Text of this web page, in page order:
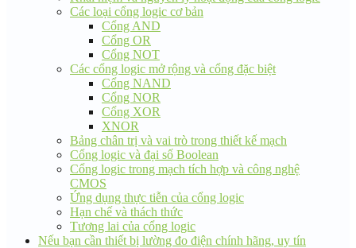
Các loại cổng logic cơ bản
Cổng AND
Cổng OR
Cổng NOT
Các cổng logic mở rộng và cổng đặc biệt
Cổng NAND
Cổng NOR
Cổng XOR
XNOR
Bảng chân trị và vai trò trong thiết kế mạch
Cổng logic và đại số Boolean
Cổng logic trong mạch tích hợp và công nghệ
CMOS
Ứng dụng thực tiễn của cổng logic
Hạn chế và thách thức
Tương lai của cổng logic
Nếu bạn cần thiết bị lường đo điện chính hãng, uy tín